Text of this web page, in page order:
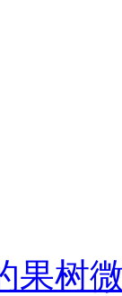
果树